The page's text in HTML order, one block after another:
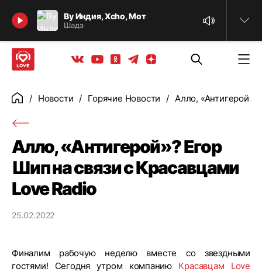
By Индия, Xcho, Мот
Шадэ
Найти
Вконтакте
YoutubeОдноклассники
ТелеграмЯндекс дзен
ГлавнаяНовости Горячие Новости Алло,
Алло, «Антигерой»? Егор
Шип на связи с Красавцами
Love Radio
25.02.2022
Финалим рабочую неделю вместе со звездными
гостями! Сегодня утром компанию Красавцам Love